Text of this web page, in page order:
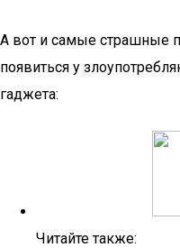
А вот и самые страшные
появиться у
гаджета:
Читайте также: